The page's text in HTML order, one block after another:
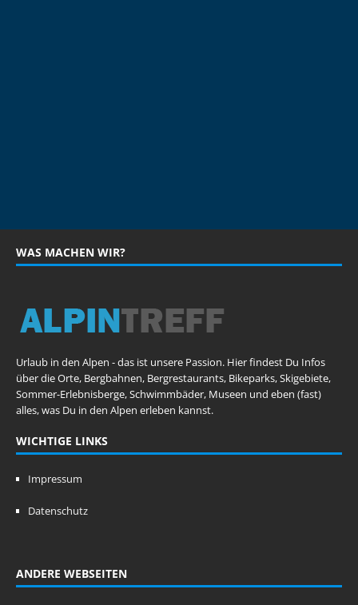
WAS MACHEN WIR?
Urlaub in den Alpen - das ist unsere Passion. Hier findest Du Infos
über die Orte, Bergbahnen, Bergrestaurants, Bikeparks, Skigebiete,
Sommer-Erlebnisberge, Schwimmbäder, Museen und eben (fast)
alles, was Du in den Alpen erleben kannst.
WICHTIGE LINKS
Impressum
Datenschutz
ANDERE WEBSEITEN